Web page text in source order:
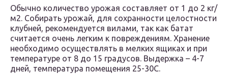
Обычно количество урожая составляет от 1 до 2 кг/
м2. Собирать урожай, для сохранности целостности
клубней, рекомендуется вилами, так как батат
считается очень легким к повреждениям. Хранение
необходимо осуществлять в мелких ящиках и при
температуре от 8 до 15 градусов. Выдержка – 4-7
дней, температура помещения 25-30C.